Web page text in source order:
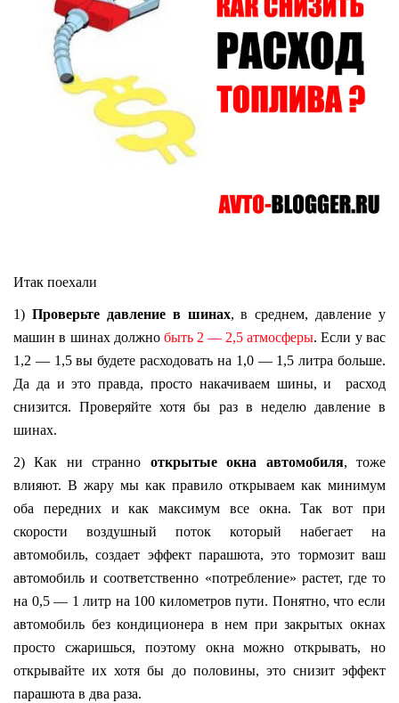
Итак поехали
1) Проверьте давление в шинах, в среднем, давление у
машин в шинах должнобыть 2 — 2,5 атмосферы. Если у вас
1,2 — 1,5 вы будете расходовать на 1,0 — 1,5 литра больше.
Да да и это правда, просто накачиваем шины, и расход
снизится. Проверяйте хотя бы раз в неделю давление в
шинах.
2) Как ни странно открытые окна автомобиля, тоже
влияют. В жару мы как правило открываем как минимум
оба передних и как максимум все окна. Так вот при
скорости воздушный поток который набегает на
автомобиль, создает эффект парашюта, это тормозит ваш
автомобиль и соответственно «потребление» растет, где то
на 0,5 — 1 литр на 100 километров пути. Понятно, что если
автомобиль без кондиционера в нем при закрытых окнах
просто сжаришься, поэтому окна можно открывать, но
открывайте их хотя бы до половины, это снизит эффект
парашюта в два раза.